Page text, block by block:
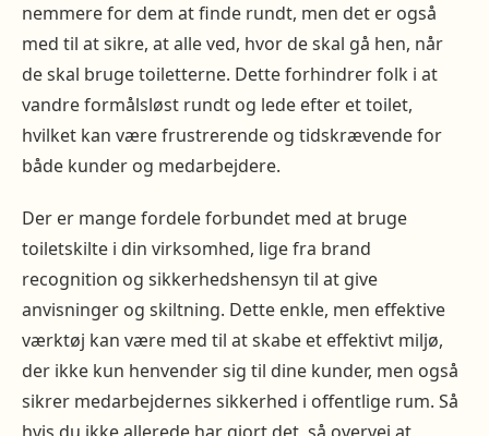
nemmere for dem at finde rundt, men det er også
med til at sikre, at alle ved, hvor de skal gå hen, når
de skal bruge toiletterne. Dette forhindrer folk i at
vandre formålsløst rundt og lede efter et toilet,
hvilket kan være frustrerende og tidskrævende for
både kunder og medarbejdere.
Der er mange fordele forbundet med at bruge
toiletskilte i din virksomhed, lige fra brand
recognition og sikkerhedshensyn til at give
anvisninger og skiltning. Dette enkle, men effektive
værktøj kan være med til at skabe et effektivt miljø,
der ikke kun henvender sig til dine kunder, men også
sikrer medarbejdernes sikkerhed i offentlige rum. Så